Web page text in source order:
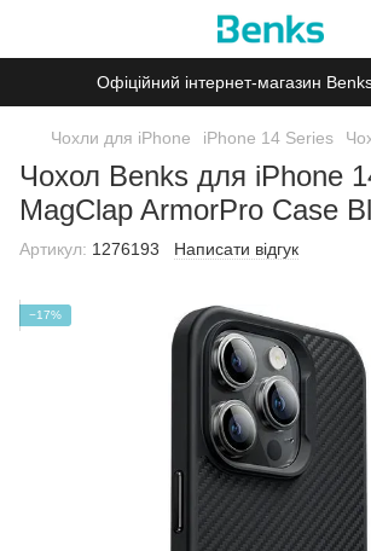
Офіційний інтернет-магазин Benks
Чохли для iPhone iPhone 14 Series
Чохол Benks для iPhone
MagClap ArmorPro Case
Артикул: 1276193 Написати відгук
−17%